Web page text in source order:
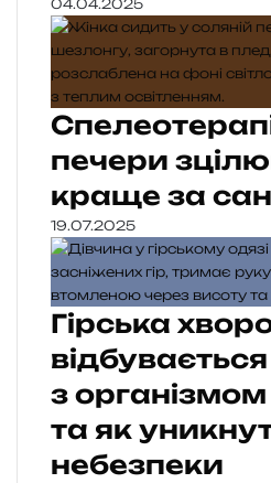
04.04.2025
печери
краще за
19.07.2025
Гірська
відбувається
з організмом
та як
небезпеки